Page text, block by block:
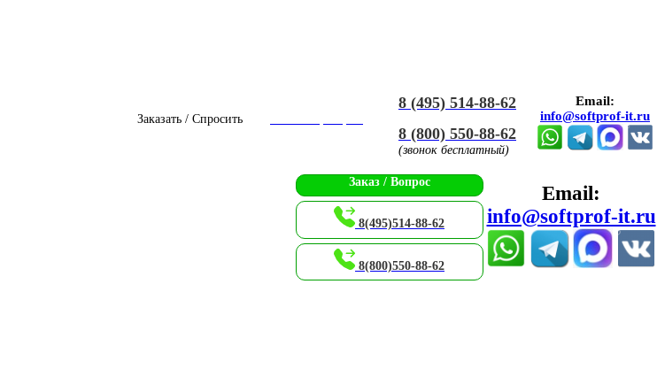
Заказать / Спросить
8 (495) 514-88-62
8 (800) 550-88-62
(звонок бесплатный)
Email:
info@softprof-it.ru
Заказ / Вопрос
8(495)514-88-62
8(800)550-88-62
Email:
info@softprof-it.ru